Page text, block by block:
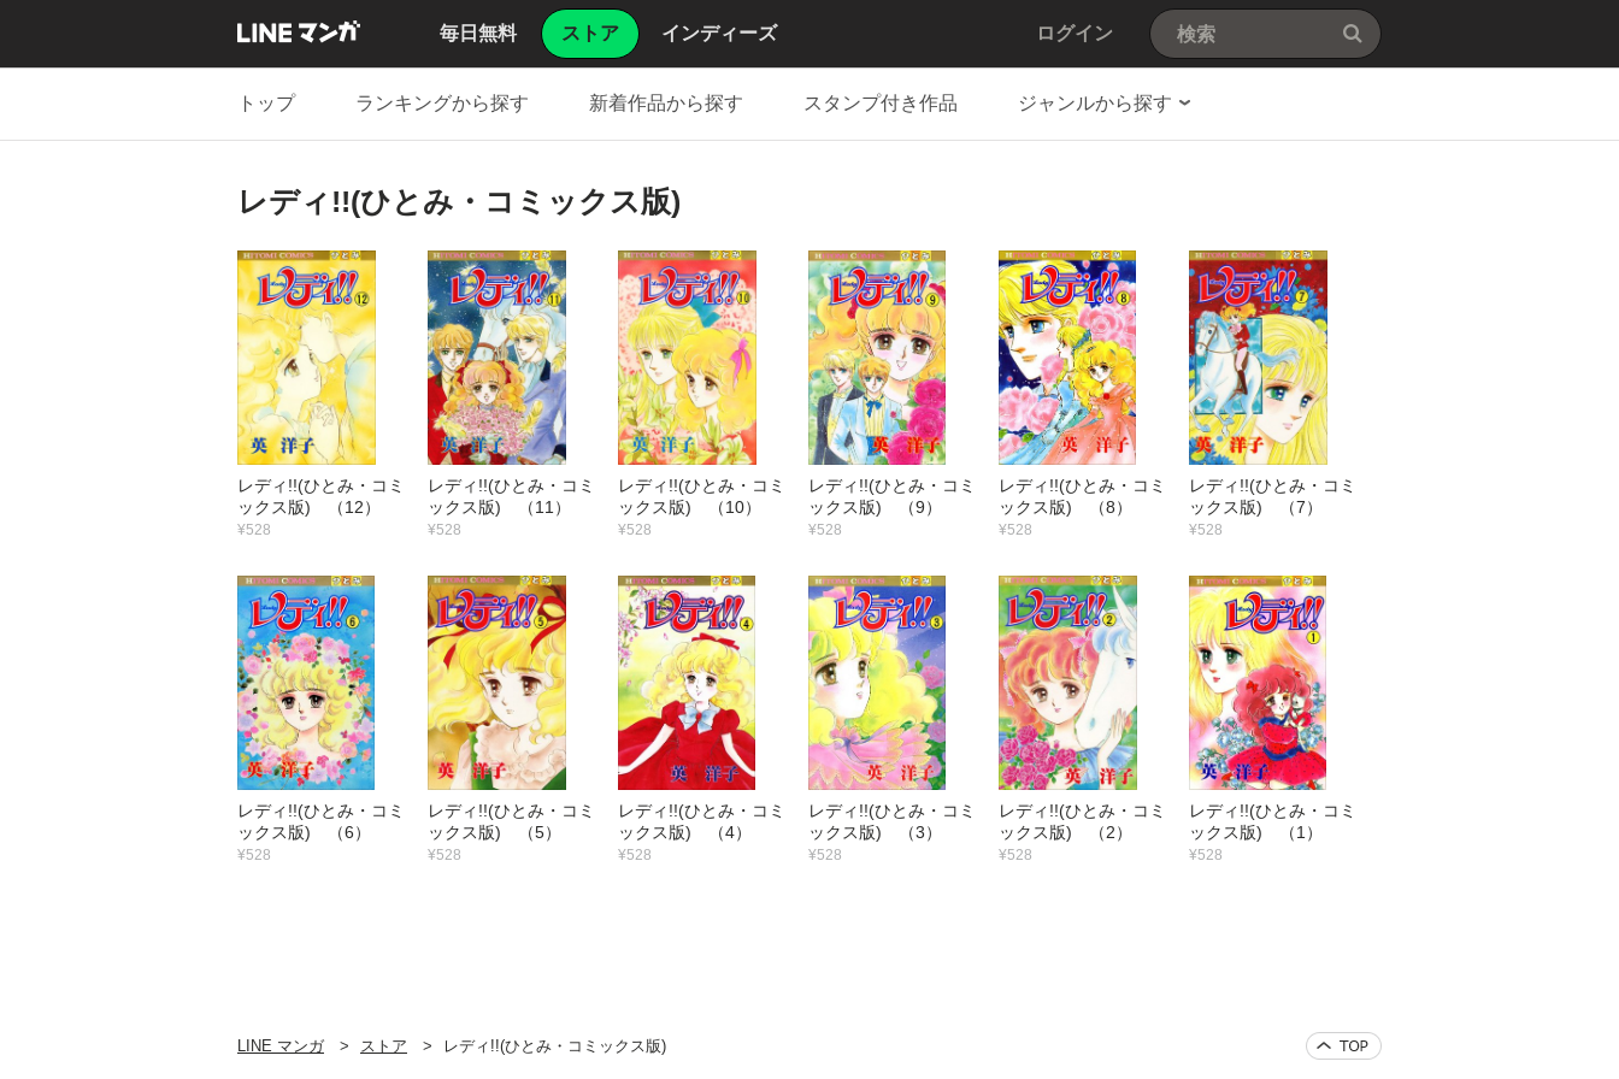
毎日無料 ストア インディーズ ログイン
トップ ランキングから探す 新着作品から探す スタンプ付き作品 ジャンルから探す
レディ!!(ひとみ・コミックス版)
レディ!!(ひとみ・コミ
ックス版) （12）
¥528
レディ!!(ひとみ・コミ
ックス版) （11）
¥528
レディ!!(ひとみ・コミ
ックス版) （10）
¥528
レディ!!(ひとみ・コミ
ックス版) （9）
¥528
レディ!!(ひとみ・コミ
ックス版) （8）
¥528
レディ!!(ひとみ・コミ
ックス版) （7）
¥528
レディ!!(ひとみ・コミ
ックス版) （6）
¥528
レディ!!(ひとみ・コミ
ックス版) （5）
¥528
レディ!!(ひとみ・コミ
ックス版) （4）
¥528
レディ!!(ひとみ・コミ
ックス版) （3）
¥528
レディ!!(ひとみ・コミ
ックス版) （2）
¥528
レディ!!(ひとみ・コミ
ックス版) （1）
¥528
LINE マンガ ストア レディ!!(ひとみ・コミックス版)